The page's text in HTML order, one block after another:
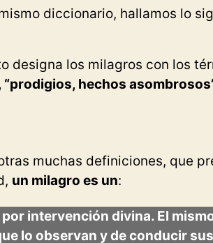
diccionario, hallamos lo
designa los milagros con los
“prodigios, hechos
muchas definiciones, que
un milagro es un:
intervención divina. El
lo observan y de conducir